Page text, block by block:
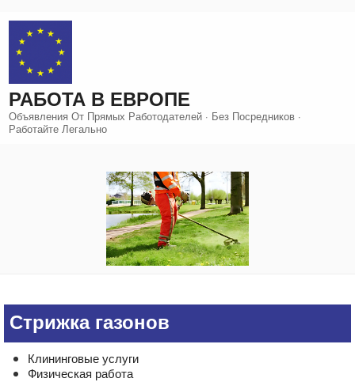
содержимому
РАБОТА В ЕВРОПЕ
Объявления От Прямых Работодателей · Без Посредников ·
Работайте Легально
Стрижка газонов
Клининговые услуги
Физическая работа